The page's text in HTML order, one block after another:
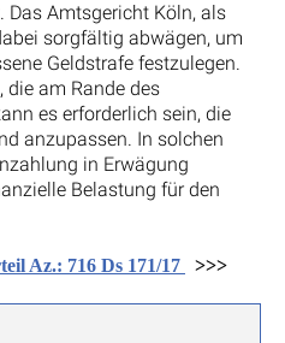
Amtsgericht Köln, als
sorgfältig abwägen, um
Geldstrafe festzulegen.
die am Rande des
es erforderlich sein, die
anzupassen. In solchen
in Erwägung
Belastung für den
Az.: 716 Ds 171/17 >>>